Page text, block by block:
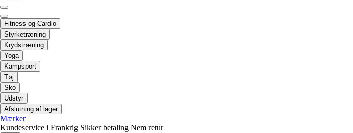
Fitness og Cardio
Styrketræning
Krydstræning
Yoga
Kampsport
Tøj
Sko
Udstyr
Afslutning af lager
Mærker
Kundeservice i Frankrig Sikker betaling Nem retur